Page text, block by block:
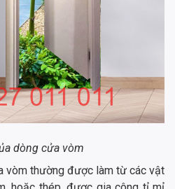
dòng cửa vòm
vòm thường được làm từ các vật